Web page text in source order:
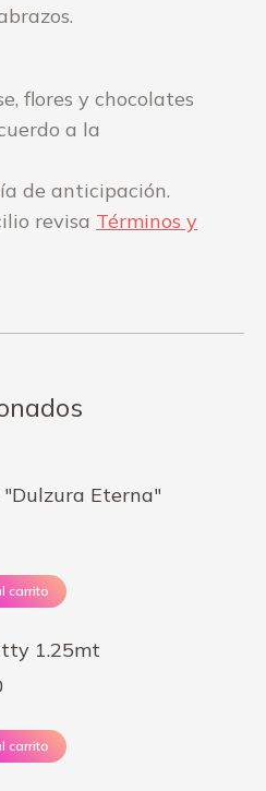
flores y chocolates
a la
de anticipación.
revisa Términos y
Eterna"
carrito
1.25mt
carrito